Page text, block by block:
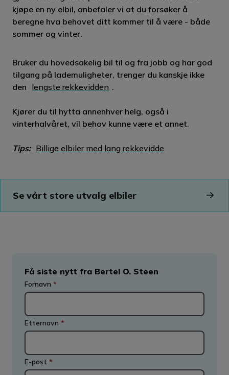
kjøpe en ny elbil, anbefaler vi at du forsøker å
beregne hva behovet ditt kommer til å være - både
sommer og vinter.
Bruker du hovedsakelig bil til og fra jobb og har god
tilgang på lademuligheter, trenger du kanskje ikke
den lengste rekkevidden .
Kjører du til hytta annenhver helg, også i
vinterhalvåret, vil behov kunne være et annet.
Tips: Billige elbiler med lang rekkevidde
Se vårt store utvalg elbiler
Få siste nytt fra Bertel O. Steen
Fornavn *
Etternavn *
E-post *